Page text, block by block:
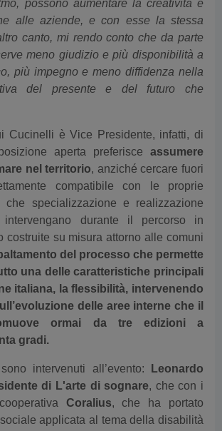
possono aumentare la creatività e
alle aziende, e con esse la stessa
canto, mi rendo conto che da parte
meno giudizio e più disponibilità a
più impegno e meno diffidenza nella
del presente e del futuro che
Cucinelli è Vice Presidente, infatti, di
aperta preferisce assumere
nel territorio, anziché cercare fuori
compatibile con le proprie
che specializzazione e realizzazione
durante il percorso in
costruite su misura attorno alle comuni
del processo che permette
una delle caratteristiche principali
italiana, la flessibilità, intervenendo
delle aree interne che il
ormai da tre edizioni a
gradi.
intervenuti all’evento:
Leonardo
di L'arte di sognare, che con i
Coralius, che ha portato
applicata al tema della disabilità